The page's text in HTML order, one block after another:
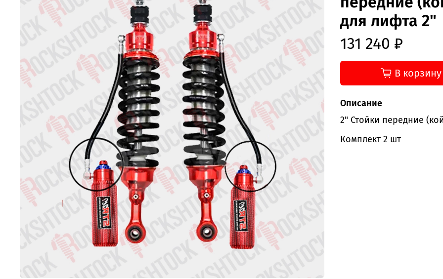
для лифта 2"
131 240 ₽
В корзину
Описание
2" Стойки передние
Комплект 2 шт